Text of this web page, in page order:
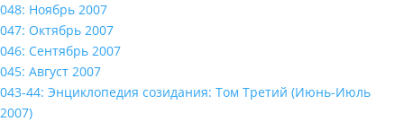
048: Ноябрь 2007
047: Октябрь 2007
046: Сентябрь 2007
045: Август 2007
043-44: Энциклопедия созидания: Том Третий (Июнь-Июль
2007)